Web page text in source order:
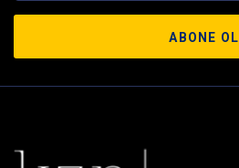
ABONE OL